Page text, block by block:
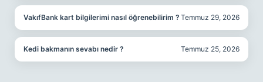
VakıfBank kart bilgilerimi nasıl öğrenebilirim ? Temmuz 29, 2026
Kedi bakmanın sevabı nedir ? Temmuz 25, 2026